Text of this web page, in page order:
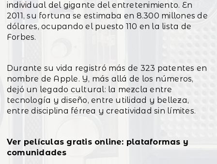
individual del gigante del entretenimiento. En
2011, su fortuna se estimaba en 8.300 millones de
dólares, ocupando el puesto 110 en la lista de
Forbes.
Durante su vida registró más de 323 patentes en
nombre de Apple. Y, más allá de los números,
dejó un legado cultural: la mezcla entre
tecnología y diseño, entre utilidad y belleza,
entre disciplina férrea y creatividad sin límites.
Ver películas gratis online: plataformas y
comunidades